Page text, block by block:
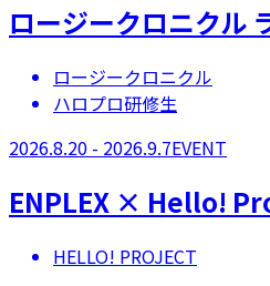
ロージークロニクル
ロージークロニクル
ハロプロ研修生
2026.8.20 - 2026.9.7EVENT
ENPLEX × Hello!
HELLO! PROJECT